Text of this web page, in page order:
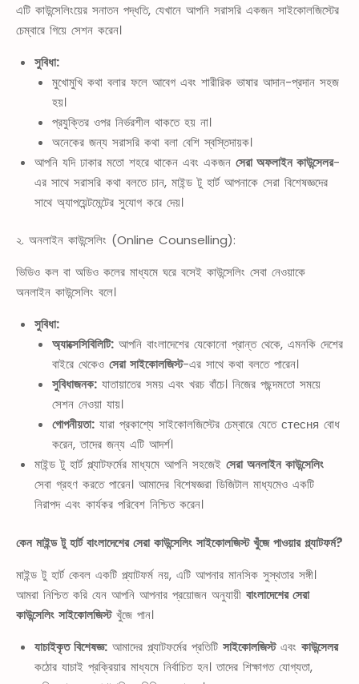
এটি কাউন্সেলিংয়ের সনাতন পদ্ধতি, যেখানে আপনি সরাসরি একজন সাইকোলজিস্টের
চেম্বারে গিয়ে সেশন করেন।
সুবিধা:
মুখোমুখি কথা বলার ফলে আবেগ এবং শারীরিক ভাষার আদান-প্রদান সহজ
হয়।
প্রযুক্তির ওপর নির্ভরশীল থাকতে হয় না।
অনেকের জন্য সরাসরি কথা বলা বেশি স্বস্তিদায়ক।
আপনি যদি ঢাকার মতো শহরে থাকেন এবং একজন সেরা অফলাইন কাউন্সেলর-
এর সাথে সরাসরি কথা বলতে চান, মাইন্ড টু হার্ট আপনাকে সেরা বিশেষজ্ঞদের
সাথে অ্যাপয়েন্টমেন্টের সুযোগ করে দেয়।
২. অনলাইন কাউন্সেলিং (Online Counselling):
ভিডিও কল বা অডিও কলের মাধ্যমে ঘরে বসেই কাউন্সেলিং সেবা নেওয়াকে
অনলাইন কাউন্সেলিং বলে।
সুবিধা:
অ্যাক্সেসিবিলিটি: আপনি বাংলাদেশের যেকোনো প্রান্ত থেকে, এমনকি দেশের
বাইরে থেকেও সেরা সাইকোলজিস্ট-এর সাথে কথা বলতে পারেন।
সুবিধাজনক: যাতায়াতের সময় এবং খরচ বাঁচে। নিজের পছন্দমতো সময়ে
সেশন নেওয়া যায়।
গোপনীয়তা: যারা প্রকাশ্যে সাইকোলজিস্টের চেম্বারে যেতে стесня বোধ
করেন, তাদের জন্য এটি আদর্শ।
মাইন্ড টু হার্ট প্ল্যাটফর্মের মাধ্যমে আপনি সহজেই সেরা অনলাইন কাউন্সেলিং
সেবা গ্রহণ করতে পারেন। আমাদের বিশেষজ্ঞরা ডিজিটাল মাধ্যমেও একটি
নিরাপদ এবং কার্যকর পরিবেশ নিশ্চিত করেন।
কেন মাইন্ড টু হার্ট বাংলাদেশের সেরা কাউন্সেলিং সাইকোলজিস্ট খুঁজে পাওয়ার প্ল্যাটফর্ম?
মাইন্ড টু হার্ট কেবল একটি প্ল্যাটফর্ম নয়, এটি আপনার মানসিক সুস্থতার সঙ্গী।
আমরা নিশ্চিত করি যেন আপনি আপনার প্রয়োজন অনুযায়ী বাংলাদেশের সেরা
কাউন্সেলিং সাইকোলজিস্টখুঁজে পান।
যাচাইকৃত বিশেষজ্ঞ:আমাদের প্ল্যাটফর্মের প্রতিটি সাইকোলজিস্টএবং কাউন্সেলর
কঠোর যাচাই প্রক্রিয়ার মাধ্যমে নির্বাচিত হন। তাদের শিক্ষাগত যোগ্যতা,